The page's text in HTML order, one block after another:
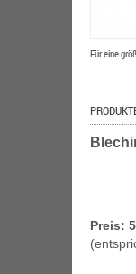
Für eine
Preis: